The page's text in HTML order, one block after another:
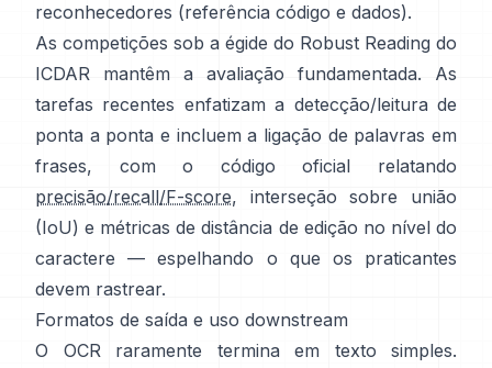
reconhecedores (referência código e dados).
As competições sob a égide do Robust Reading do
ICDAR
mantêm a avaliação fundamentada. As
tarefas recentes enfatizam a detecção/leitura de
ponta a ponta e incluem a ligação de palavras em
frases, com o código oficial relatando
precisão/recall/F-score, interseção sobre união
(IoU) e métricas de distância de edição no nível do
caractere — espelhando o que os praticantes
devem rastrear.
Formatos de saída e uso downstream
O OCR raramente termina em texto simples.